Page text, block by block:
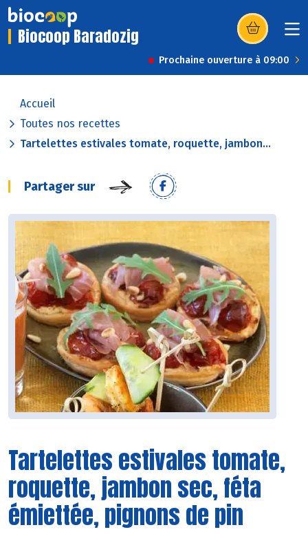
Biocoop Baradozig (s’ouvre dans
Prochaine ouverture à 09:00
Accueil
Toutes nos recettes
Tartelettes estivales tomate, roquette, jambon...
Partager sur
Tartelettes estivales tomate,
roquette, jambon sec, féta
émiettée, pignons de pin